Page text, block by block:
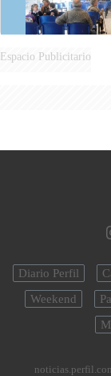
Espacio Publicitario
Diario Perfil
Weekend